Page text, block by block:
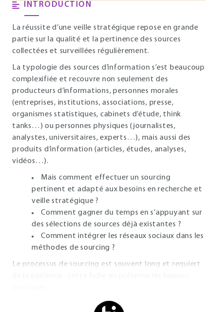
INTRODUCTION
La réussite d’une veille stratégique repose en grande
partie sur la qualité et la pertinence des sources
collectées et surveillées régulièrement.
La typologie des sources d’information s’est beaucoup
complexifiée et recouvre non seulement des
producteurs d’informations, personnes morales
(entreprises, institutions, associations, presse,
organismes statistiques, cabinets d’étude, think
tanks…) ou personnes physiques (journalistes,
analystes, universitaires, experts…), mais aussi des
produits d’information (articles, études, analyses,
vidéos…).
Mais comment effectuer un sourcing
pertinent et adapté aux besoins en recherche et
veille stratégique ?
Comment gagner du temps en s’appuyant sur
des sélections de sources déjà existantes ?
Comment intégrer les réseaux sociaux dans les
méthodes de sourcing ?
Le processus de sourcing est souvent long et requiert